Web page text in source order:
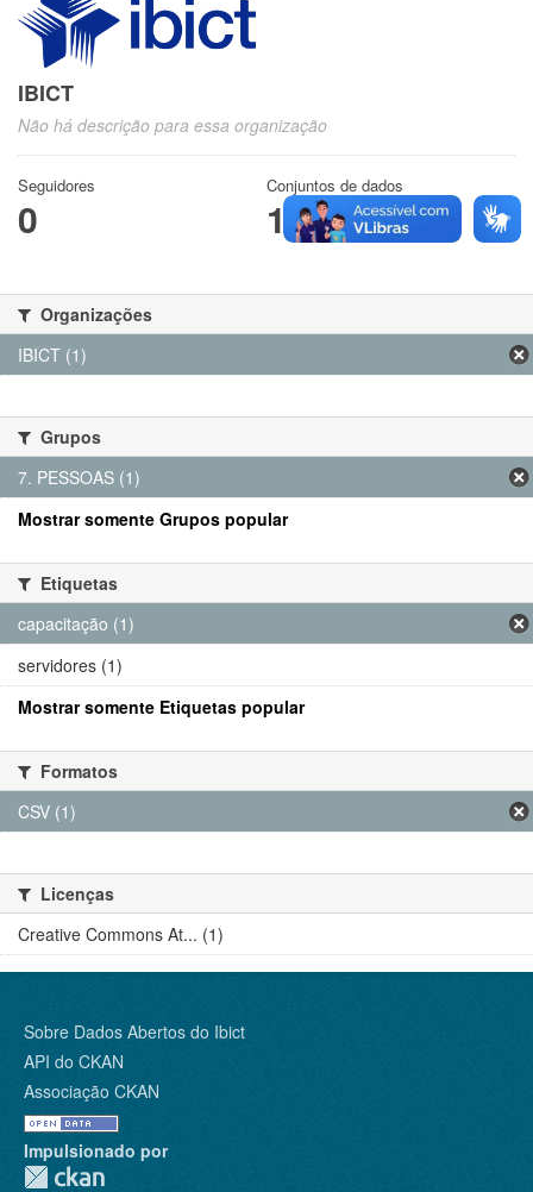
IBICT
Não há descrição para essa organização
Seguidores
0
Conjuntos de dados
1
Organizações
IBICT (1)
Grupos
7. PESSOAS (1)
Mostrar somente Grupos popular
Etiquetas
capacitação (1)
servidores (1)
Mostrar somente Etiquetas popular
Formatos
CSV (1)
Licenças
Creative Commons At... (1)
Sobre Dados Abertos do Ibict
API do CKAN
Associação CKAN
Impulsionado por